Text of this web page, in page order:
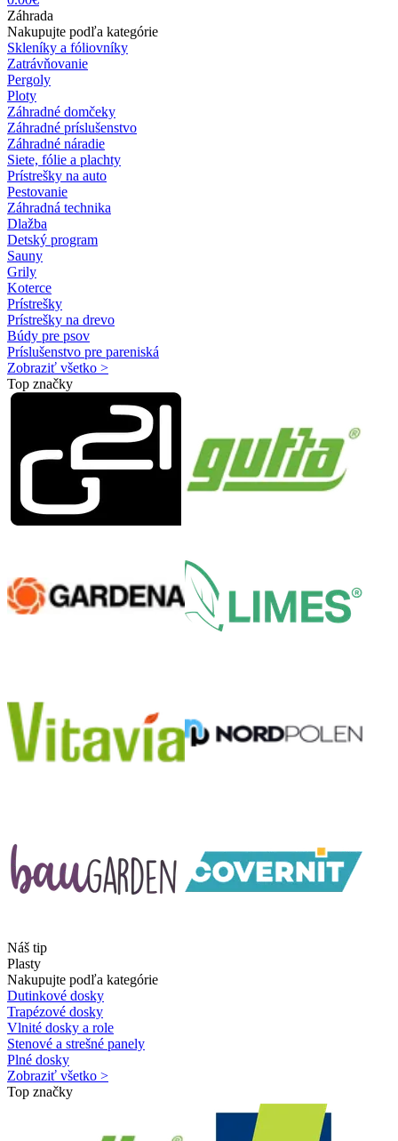
Záhrada
Nakupujte podľa kategórie
Skleníky a fóliovníky
Zatrávňovanie
Pergoly
Ploty
Záhradné domčeky
Záhradné príslušenstvo
Záhradné náradie
Siete, fólie a plachty
Prístrešky na auto
Pestovanie
Záhradná technika
Dlažba
Detský program
Sauny
Grily
Koterce
Prístrešky
Prístrešky na drevo
Búdy pre psov
Príslušenstvo pre pareniská
Zobraziť všetko >
Top značky
Náš tip
Plasty
Nakupujte podľa kategórie
Dutinkové dosky
Trapézové dosky
Vlnité dosky a role
Stenové a strešné panely
Plné dosky
Zobraziť všetko >
Top značky